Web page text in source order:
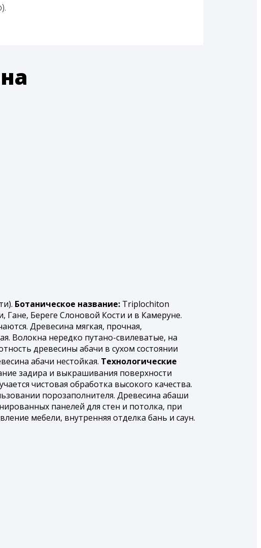
Ботаническое название: Triplochiton
Гане, Береге Слоновой Кости и в Камеруне.
Древесина мягкая, прочная,
Волокна нередко путано-свилеватые, на
древесины абачи в сухом состоянии
абачи нестойкая. Технологические
задира и выкрашивания поверхности
чистовая обработка высокого качества.
порозаполнителя. Древесина абаши
панелей для стен и потолка, при
мебели, внутренняя отделка бань и саун.